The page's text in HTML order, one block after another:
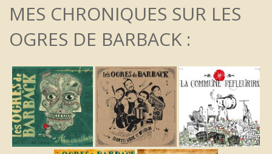
MES CHRONIQUES SUR LES
OGRES DE BARBACK :
Album et
Interview